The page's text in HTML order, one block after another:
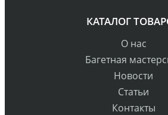
КАТАЛОГ
О нас
Багетная
Новости
Статьи
Контакты